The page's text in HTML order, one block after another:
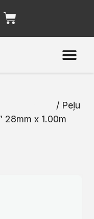
/ Peļu
28mm x 1.00m